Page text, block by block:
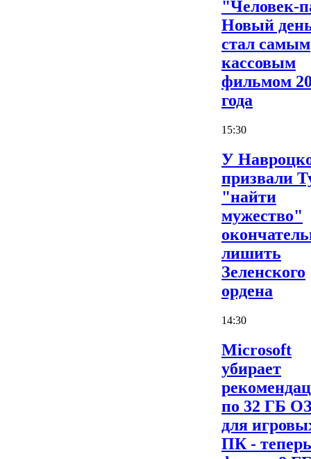
"Человек-
Новый
стал самым
кассовым
фильмом
года
15:30
У
призвали
"найти
мужество"
лишить
Зеленского
ордена
14:30
Microsoft
убирает
по 32 ГБ
для
ПК -